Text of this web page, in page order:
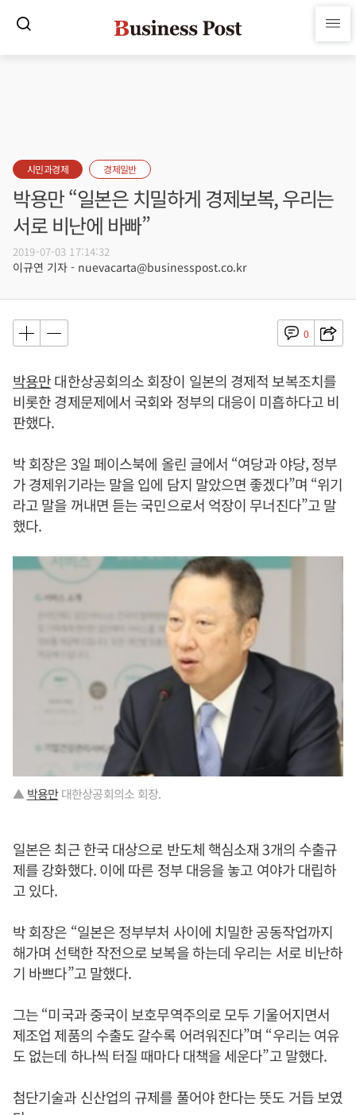
시민과경제 경제일반
박용만 “일본은 치밀하게 경제보복, 우리는
서로 비난에 바빠”
2019-07-03 17:14:32
이규연 기자 - nuevacarta@businesspost.co.kr
0
박용만대한상공회의소 회장이 일본의 경제적 보복조치를
비롯한 경제문제에서 국회와 정부의 대응이 미흡하다고 비
판했다.
박 회장은 3일 페이스북에 올린 글에서 “여당과 야당, 정부
가 경제위기라는 말을 입에 담지 말았으면 좋겠다”며 “위기
라고 말을 꺼내면 듣는 국민으로서 억장이 무너진다”고 말
했다.
▲박용만대한상공회의소 회장.
일본은 최근 한국 대상으로 반도체 핵심소재 3개의 수출규
제를 강화했다. 이에 따른 정부 대응을 놓고 여야가 대립하
고 있다.
박 회장은 “일본은 정부부처 사이에 치밀한 공동작업까지
해가며 선택한 작전으로 보복을 하는데 우리는 서로 비난하
기 바쁘다”고 말했다.
그는 “미국과 중국이 보호무역주의로 모두 기울어지면서
제조업 제품의 수출도 갈수록 어려워진다”며 “우리는 여유
도 없는데 하나씩 터질 때마다 대책을 세운다”고 말했다.
첨단기술과 신산업의 규제를 풀어야 한다는 뜻도 거듭 보였